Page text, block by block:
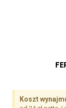
Koszt